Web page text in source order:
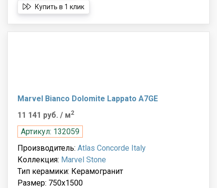
Купить в 1 клик
Marvel Bianco Dolomite Lappato A7GE
11 141 руб. / м2
Артикул: 132059
Производитель: Atlas Concorde Italy
Коллекция: Marvel Stone
Тип керамики: Керамогранит
Размер: 750x1500